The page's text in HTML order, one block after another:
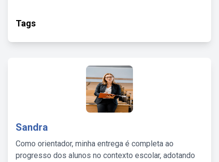
Tags
Sandra
Como orientador, minha entrega é completa ao
progresso dos alunos no contexto escolar, adotando